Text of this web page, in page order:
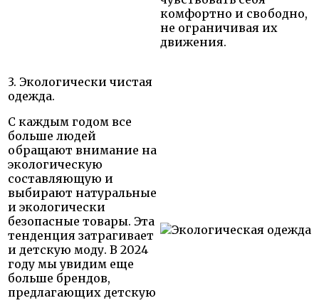
комфортно и свободно,
не ограничивая их
движения.
3. Экологически чистая
одежда.
С каждым годом все
больше людей
обращают внимание на
экологическую
составляющую и
выбирают натуральные
и экологически
безопасные товары. Эта
тенденция затрагивает
и детскую моду. В 2024
году мы увидим еще
больше брендов,
предлагающих детскую